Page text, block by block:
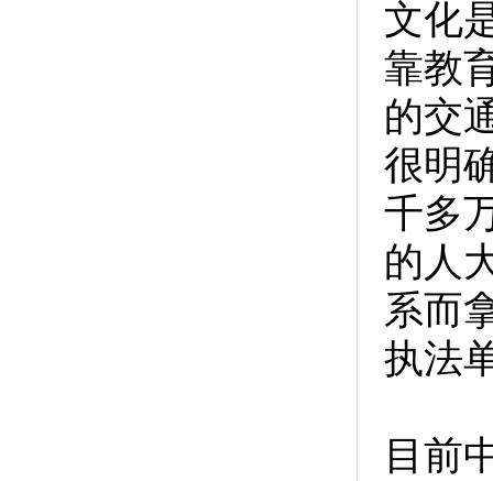
文化
靠教
的交
很明
千多
的人
系而
执法
目前